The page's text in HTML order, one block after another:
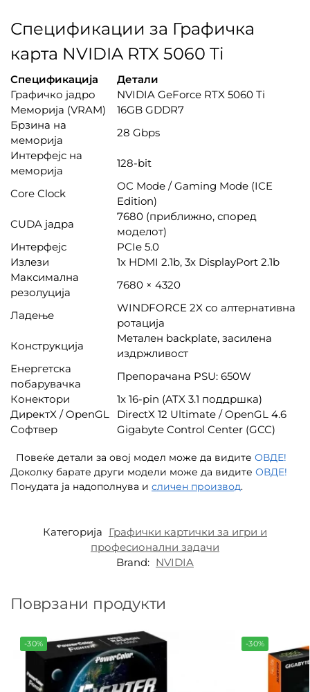
Спецификации за Графичка
карта NVIDIA RTX 5060 Ti
Спецификација
Детали
Графичко јадро
NVIDIA GeForce RTX 5060 Ti
Меморија (VRAM)
16GB GDDR7
Брзина на
меморија
28 Gbps
Интерфејс на
меморија
128-bit
Core Clock
OC Mode / Gaming Mode (ICE
Edition)
CUDA јадра
7680 (приближно, според
моделот)
Интерфејс
PCIe 5.0
Излези
1x HDMI 2.1b, 3x DisplayPort 2.1b
Максимална
резолуција
7680 × 4320
Ладење
WINDFORCE 2X со алтернативна
ротација
Конструкција
Метален backplate, засилена
издржливост
Енергетска
побарувачка
Препорачана PSU: 650W
Конектори
1x 16-pin (ATX 3.1 поддршка)
ДиректX / OpenGL
DirectX 12 Ultimate / OpenGL 4.6
Софтвер
Gigabyte Control Center (GCC)
Повеќе детали за овој модел може да видите ОВДЕ!
Доколку барате други модели може да видите ОВДЕ!
Понудата ја надополнува и сличен производ.
Категорија Графички картички за игри и
професионални задачи
Brand: NVIDIA
Поврзани продукти
-30% -30%